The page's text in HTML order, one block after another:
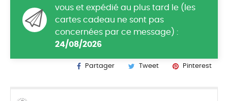
vous et expédié au plus tard le (les
cartes cadeau ne sont pas
concernées par ce message) :
24/08/2026
Partager Tweet Pinterest